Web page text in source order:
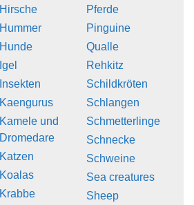
Hirsche
Hummer
Hunde
Igel
Insekten
Kaengurus
Kamele und
Dromedare
Katzen
Koalas
Krabbe
Pferde
Pinguine
Qualle
Rehkitz
Schildkröten
Schlangen
Schmetterlinge
Schnecke
Schweine
Sea creatures
Sheep